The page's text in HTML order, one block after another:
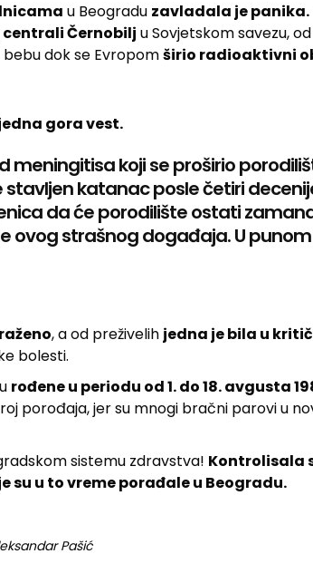
u Beogradu zavladala je panika.
Černobilj u Sovjetskom savezu,
dok se Evropomširio radioaktivni
gora vest.
meningitisa koji se proširio
katanac posle četiri
da će porodilište ostati
ovog strašnog događaja. U
, a od preživelih jedna je bila u
bolesti.
rođene u periodu od 1. do 18. avgusta
porođaja, jer su mnogi bračni parovi u
sistemu zdravstva! Kontrolisala
su u to vreme porađale u Beogradu.
Pašić